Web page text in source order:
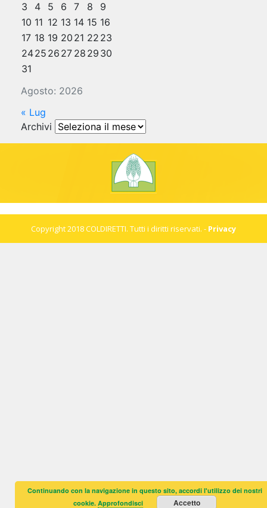
Agosto: 2026
3
4 5 6 7 8
9
10 11 12 13 14 15 16
17 18 19 20 21 22 23
2425 26 27 28 29 30
31
« Lug
Archivi Archivi
Copyright 2018 COLDIRETTI. Tutti i diritti riservati. - Privacy
Continuando con la navigazione in questo sito, accordi l'utilizzo dei nostri
cookie.Approfondisci Accetto